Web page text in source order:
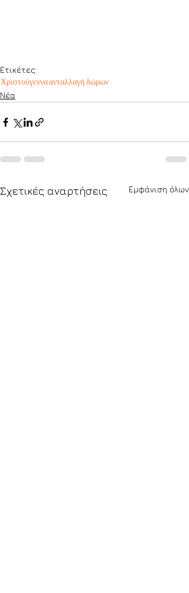
Ετικέτες:
Χριστούγενναανταλλαγή δώρων
Νέα
Σχετικές αναρτήσεις Εμφάνιση όλων